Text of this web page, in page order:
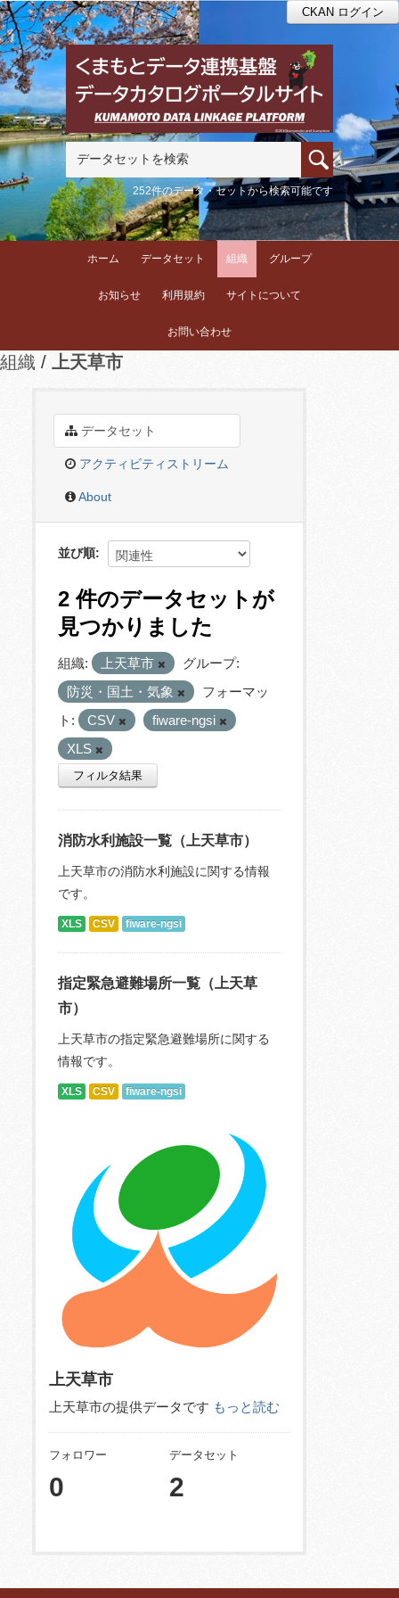
CKAN ログイン
252件のデータ・セットから検索可能です
ホーム データセット 組織 グループ
お知らせ 利用規約 サイトについて
お問い合わせ
組織 上天草市
データセット
アクティビティストリーム
About
並び順
2 件のデータセットが
見つかりました
組織: 上天草市
グループ:
防災・国土・気象
フォーマッ
ト:
CSV
fiware-ngsi
XLS
フィルタ結果
消防水利施設一覧（上天草市）
上天草市の消防水利施設に関する情報
です。
XLS CSV fiware-ngsi
指定緊急避難場所一覧（上天草
市）
上天草市の指定緊急避難場所に関する
情報です。
XLS CSV fiware-ngsi
上天草市
上天草市の提供データです もっと読む
フォロワー
0
データセット
2